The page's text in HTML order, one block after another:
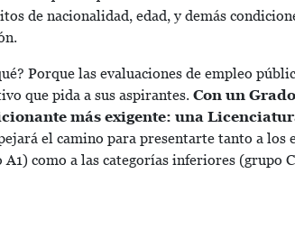
de nacionalidad, edad, y demás
Porque las evaluaciones de empleo
que pida a sus aspirantes. Con un
más exigente: una
el camino para presentarte tanto a los
A1) como a las categorías inferiores (grupo